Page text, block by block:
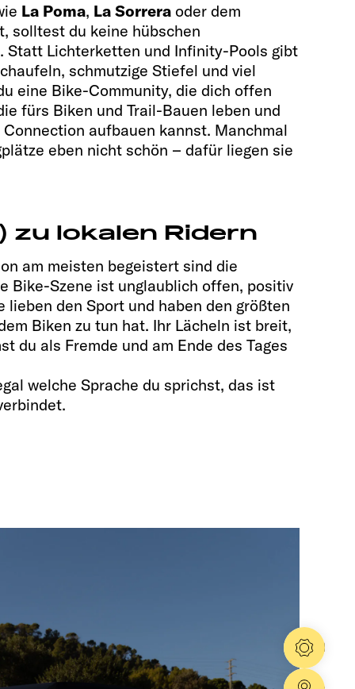
La Poma, La Sorreraoder dem
solltest du keine hübschen
Statt Lichterketten und Infinity-Pools gibt
schmutzige Stiefel und viel
eine Bike-Community, die dich offen
fürs Biken und Trail-Bauen leben und
aufbauen kannst. Manchmal
eben nicht schön – dafür liegen sie
zu lokalen Ridern
am meisten begeistert sind die
Bike-Szene ist unglaublich offen, positiv
den Sport und haben den größten
Biken zu tun hat. Ihr Lächeln ist breit,
du als Fremde und am Ende des Tages
welche Sprache du sprichst, das ist